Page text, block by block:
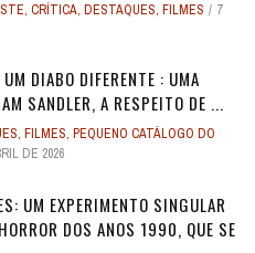
, CRÍTICA, DESTAQUES, FILMES
7
DIABO DIFERENTE : UMA
SANDLER, A RESPEITO DE ...
, FILMES, PEQUENO CATÁLOGO DO
DE 2026
UM EXPERIMENTO SINGULAR
DOS ANOS 1990, QUE SE